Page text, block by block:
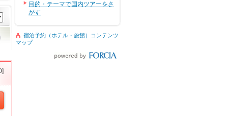
目的・テーマで国内ツアーをさ
がす
宿泊予約（ホテル・旅館）コンテンツ
マップ